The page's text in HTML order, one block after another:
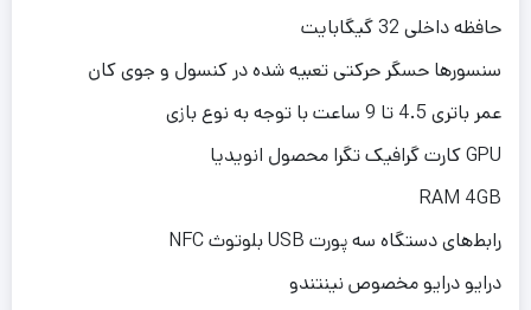
حافظه داخلی 32 گیگابایت
سنسورها حسگر حرکتی تعبیه شده در کنسول و جوی کان
عمر باتری 4.5 تا 9 ساعت با توجه به نوع بازی
GPU کارت گرافیک تگرا محصول انویدیا
RAM 4GB
رابط‌های دستگاه سه پورت USB بلوتوث NFC
درایو درایو مخصوص نینتندو